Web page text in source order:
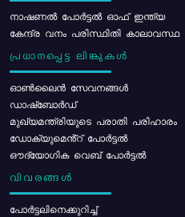
നാഷണൽ പോർട്ടൽ ഓഫ് ഇന്ത്യ
കേന്ദ്ര വനം പരിസ്ഥിതി
പ്രധാനപ്പെട്ട ലിങ്കുകൾ
ഓൺലൈൻ സേവനങ്ങൾ
ഡാഷ്ബോർഡ്
മുഖ്യമന്ത്രിയുടെ പരാതി പരിഹാരം
ഡോക്യുമെൻ്റ് പോർട്ടൽ
ഔദ്യോഗിക വെബ് പോർട്ടൽ
വിവരങ്ങൾ
പോര്‍ട്ടലിനെക്കുറിച്ച്